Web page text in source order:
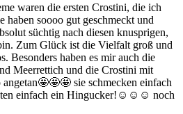
waren die ersten Crostini, die ich
haben soooo gut geschmeckt und
süchtig nach diesen knusprigen,
Zum Glück ist die Vielfalt groß und
Besonders haben es mir auch die
Meerrettich und die Crostini mit
sie schmecken einfach
einfach ein Hingucker!☺️☺️☺️ noch